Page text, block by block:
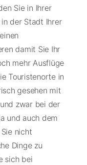
Sie in Ihrer
in der Stadt Ihrer
damit Sie Ihr
mehr Ausflüge
Touristenorte in
gesehen mit
zwar bei der
und auch dem
nicht
Dinge zu
sich bei